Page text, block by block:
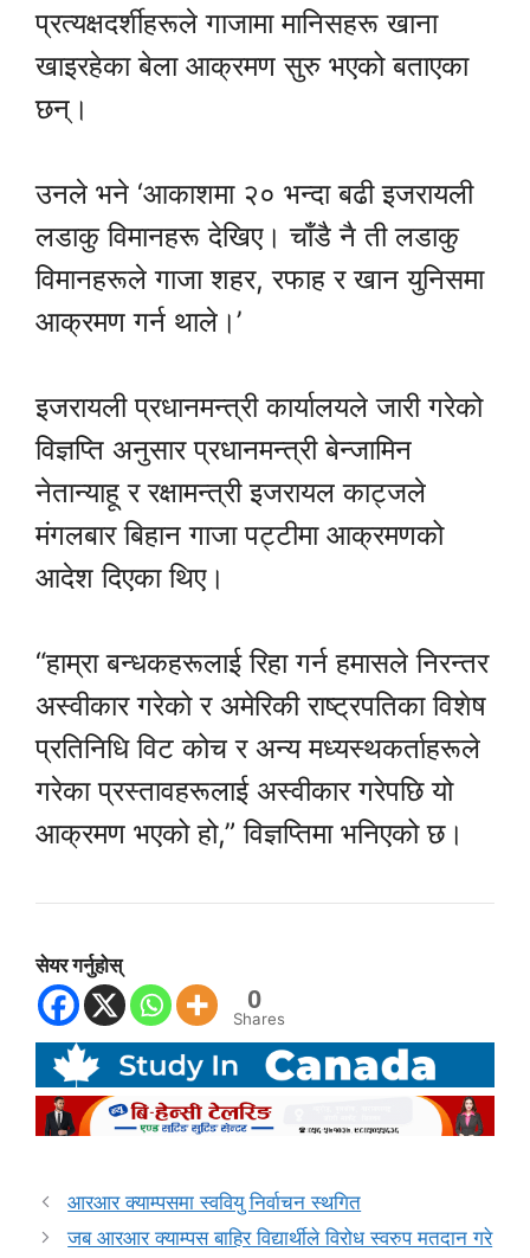
प्रत्यक्षदर्शीहरूले गाजामा मानिसहरू खाना
खाइरहेका बेला आक्रमण सुरु भएको बताएका
छन्।
उनले भने ‘आकाशमा २० भन्दा बढी इजरायली
लडाकु विमानहरू देखिए। चाँडै नै ती लडाकु
विमानहरूले गाजा शहर, रफाह र खान युनिसमा
आक्रमण गर्न थाले।’
इजरायली प्रधानमन्त्री कार्यालयले जारी गरेको
विज्ञप्ति अनुसार प्रधानमन्त्री बेन्जामिन
नेतान्याहू र रक्षामन्त्री इजरायल काट्जले
मंगलबार बिहान गाजा पट्टीमा आक्रमणको
आदेश दिएका थिए।
“हाम्रा बन्धकहरूलाई रिहा गर्न हमासले निरन्तर
अस्वीकार गरेको र अमेरिकी राष्ट्रपतिका विशेष
प्रतिनिधि विट कोच र अन्य मध्यस्थकर्ताहरूले
गरेका प्रस्तावहरूलाई अस्वीकार गरेपछि यो
आक्रमण भएको हो,” विज्ञप्तिमा भनिएको छ।
सेयर गर्नुहोस्
0
Shares
आरआर क्याम्पसमा स्ववियु निर्वाचन स्थगित
जब आरआर क्याम्पस बाहिर विद्यार्थीले विरोध स्वरुप मतदान गरे